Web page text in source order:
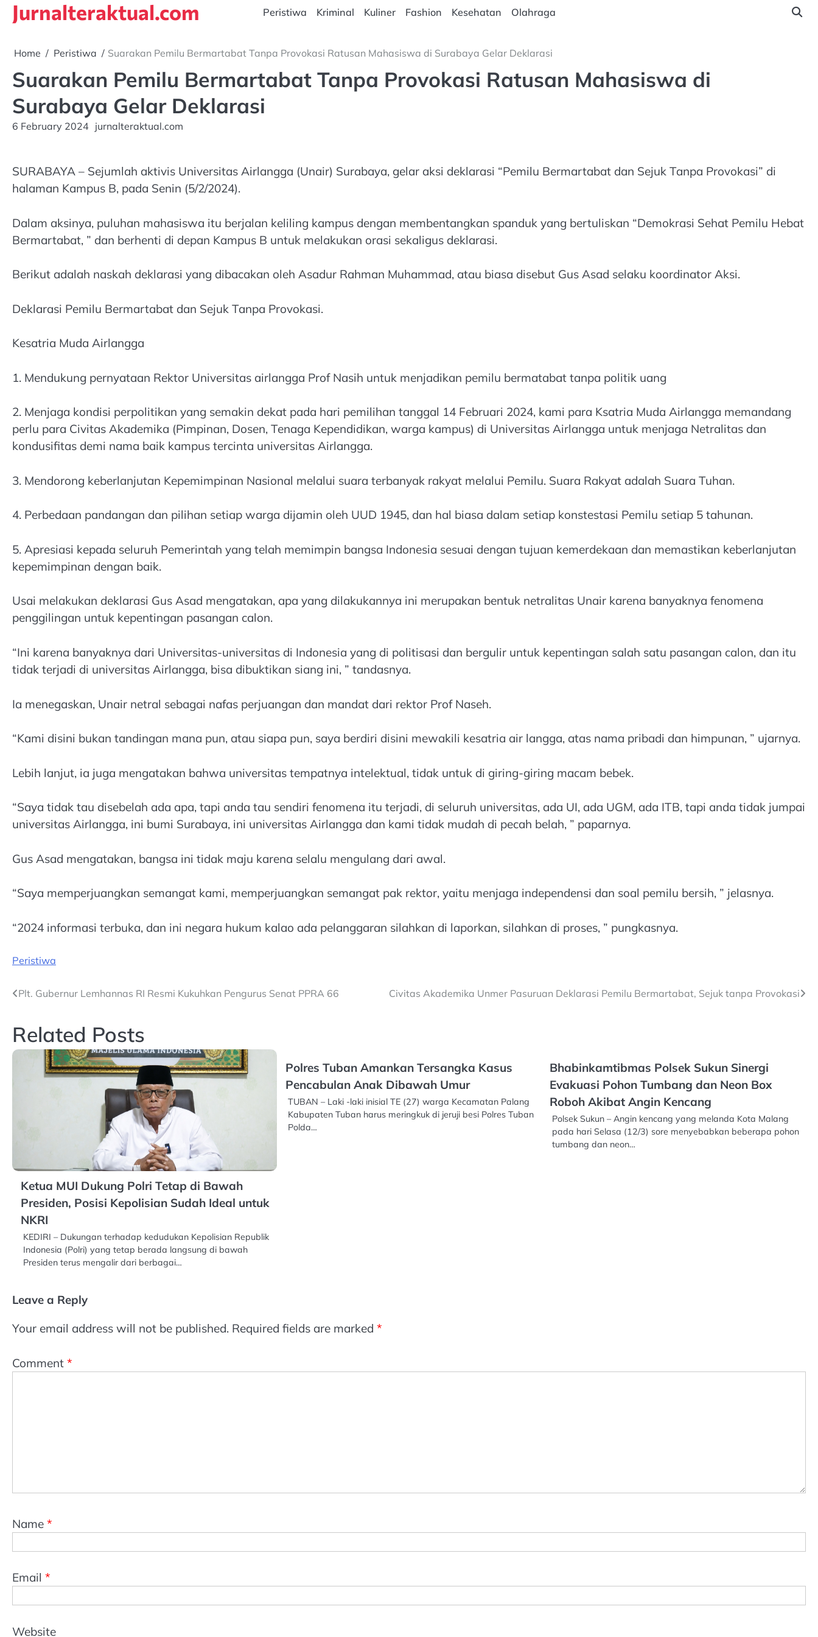
SkipJurnalteraktual.com Peristiwa Kriminal Kuliner Fashion Kesehatan Olahraga
Home Peristiwa Suarakan Pemilu Bermartabat Tanpa Provokasi Ratusan Mahasiswa di Surabaya Gelar Deklarasi
Suarakan Pemilu Bermartabat Tanpa Provokasi Ratusan Mahasiswa di
Surabaya Gelar Deklarasi
6 February 2024 jurnalteraktual.com
SURABAYA – Sejumlah aktivis Universitas Airlangga (Unair) Surabaya, gelar aksi deklarasi “Pemilu Bermartabat dan Sejuk Tanpa Provokasi” di
halaman Kampus B, pada Senin (5/2/2024).
Dalam aksinya, puluhan mahasiswa itu berjalan keliling kampus dengan membentangkan spanduk yang bertuliskan “Demokrasi Sehat Pemilu Hebat
Bermartabat, ” dan berhenti di depan Kampus B untuk melakukan orasi sekaligus deklarasi.
Berikut adalah naskah deklarasi yang dibacakan oleh Asadur Rahman Muhammad, atau biasa disebut Gus Asad selaku koordinator Aksi.
Deklarasi Pemilu Bermartabat dan Sejuk Tanpa Provokasi.
Kesatria Muda Airlangga
1. Mendukung pernyataan Rektor Universitas airlangga Prof Nasih untuk menjadikan pemilu bermatabat tanpa politik uang
2. Menjaga kondisi perpolitikan yang semakin dekat pada hari pemilihan tanggal 14 Februari 2024, kami para Ksatria Muda Airlangga memandang
perlu para Civitas Akademika (Pimpinan, Dosen, Tenaga Kependidikan, warga kampus) di Universitas Airlangga untuk menjaga Netralitas dan
kondusifitas demi nama baik kampus tercinta universitas Airlangga.
3. Mendorong keberlanjutan Kepemimpinan Nasional melalui suara terbanyak rakyat melalui Pemilu. Suara Rakyat adalah Suara Tuhan.
4. Perbedaan pandangan dan pilihan setiap warga dijamin oleh UUD 1945, dan hal biasa dalam setiap konstestasi Pemilu setiap 5 tahunan.
5. Apresiasi kepada seluruh Pemerintah yang telah memimpin bangsa Indonesia sesuai dengan tujuan kemerdekaan dan memastikan keberlanjutan
kepemimpinan dengan baik.
Usai melakukan deklarasi Gus Asad mengatakan, apa yang dilakukannya ini merupakan bentuk netralitas Unair karena banyaknya fenomena
penggilingan untuk kepentingan pasangan calon.
“Ini karena banyaknya dari Universitas-universitas di Indonesia yang di politisasi dan bergulir untuk kepentingan salah satu pasangan calon, dan itu
tidak terjadi di universitas Airlangga, bisa dibuktikan siang ini, ” tandasnya.
Ia menegaskan, Unair netral sebagai nafas perjuangan dan mandat dari rektor Prof Naseh.
“Kami disini bukan tandingan mana pun, atau siapa pun, saya berdiri disini mewakili kesatria air langga, atas nama pribadi dan himpunan, ” ujarnya.
Lebih lanjut, ia juga mengatakan bahwa universitas tempatnya intelektual, tidak untuk di giring-giring macam bebek.
“Saya tidak tau disebelah ada apa, tapi anda tau sendiri fenomena itu terjadi, di seluruh universitas, ada UI, ada UGM, ada ITB, tapi anda tidak jumpai
universitas Airlangga, ini bumi Surabaya, ini universitas Airlangga dan kami tidak mudah di pecah belah, ” paparnya.
Gus Asad mengatakan, bangsa ini tidak maju karena selalu mengulang dari awal.
“Saya memperjuangkan semangat kami, memperjuangkan semangat pak rektor, yaitu menjaga independensi dan soal pemilu bersih, ” jelasnya.
“2024 informasi terbuka, dan ini negara hukum kalao ada pelanggaran silahkan di laporkan, silahkan di proses, ” pungkasnya.
Peristiwa
Post
Plt. Gubernur Lemhannas RI Resmi Kukuhkan Pengurus Senat PPRA 66 Civitas Akademika Unmer Pasuruan Deklarasi Pemilu Bermartabat, Sejuk tanpa Provokasi
Related Posts
Ketua MUI Dukung Polri Tetap di Bawah
Presiden, Posisi Kepolisian Sudah Ideal untuk
NKRI
KEDIRI – Dukungan terhadap kedudukan Kepolisian Republik
Indonesia (Polri) yang tetap berada langsung di bawah
Presiden terus mengalir dari berbagai…
Polres Tuban Amankan Tersangka Kasus
Pencabulan Anak Dibawah Umur
TUBAN – Laki -laki inisial TE (27) warga Kecamatan Palang
Kabupaten Tuban harus meringkuk di jeruji besi Polres Tuban
Polda…
Bhabinkamtibmas Polsek Sukun Sinergi
Evakuasi Pohon Tumbang dan Neon Box
Roboh Akibat Angin Kencang
Polsek Sukun – Angin kencang yang melanda Kota Malang
pada hari Selasa (12/3) sore menyebabkan beberapa pohon
tumbang dan neon…
Leave a Reply
Your email address will not be published. Required fields are marked *
Comment *
Name *
Email *
Website